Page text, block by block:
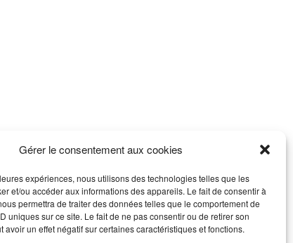
Gérer le consentement aux cookies
expériences, nous utilisons des technologies telles que les
et/ou accéder aux informations des appareils. Le fait de consentir à
permettra de traiter des données telles que le comportement de
uniques sur ce site. Le fait de ne pas consentir ou de retirer son
avoir un effet négatif sur certaines caractéristiques et fonctions.